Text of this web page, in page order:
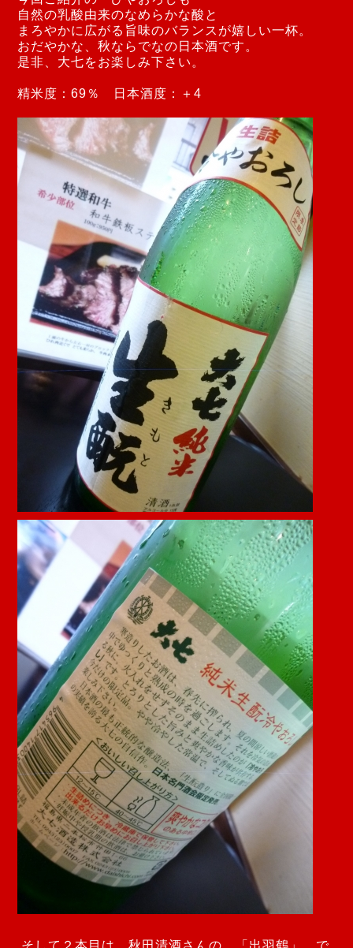
自然の乳酸由来のなめらかな酸と
まろやかに広がる旨味のバランスが嬉しい一杯。
おだやかな、秋ならでなの日本酒です。
是非、大七をお楽しみ下さい。
精米度：69％ 日本酒度：＋4
そして２本目は 秋田清酒さんの 「出羽鶴」 で